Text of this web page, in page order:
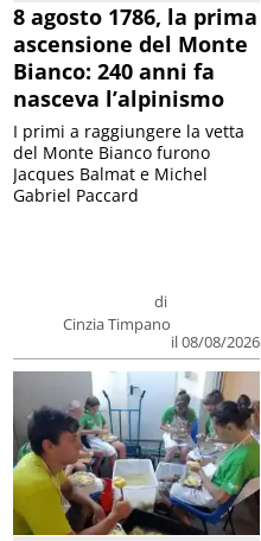
8 agosto 1786, la prima
ascensione del Monte
Bianco: 240 anni fa
nasceva l’alpinismo
di
Cinzia Timpano
il 08/08/2026
I primi a raggiungere la vetta
del Monte Bianco furono
Jacques Balmat e Michel
Gabriel Paccard